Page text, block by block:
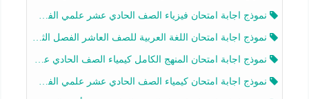
نموذج اجابة امتحان فيزياء الصف الحادي عشر علمي الفصل الثاني 2025-2026
نموذج اجابة امتحان اللغة العربية للصف العاشر الفصل الثاني 2025-2026
نموذج اجابة امتحان المنهج الكامل كيمياء الصف الحادي عشر علمي الفصل الثاني 2025-2026
نموذج اجابة امتحان كيمياء الصف الحادي عشر علمي الفصل الثاني 2025-2026